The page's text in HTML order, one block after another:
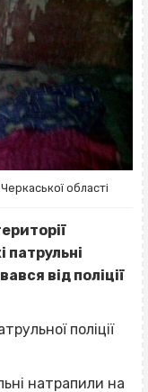
області
патрульні
від поліції
поліції
натрапили на